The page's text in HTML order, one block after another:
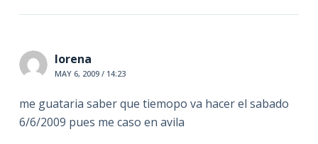
lorena
MAY 6, 2009 / 14:23
me guataria saber que tiemopo va hacer el sabado
6/6/2009 pues me caso en avila